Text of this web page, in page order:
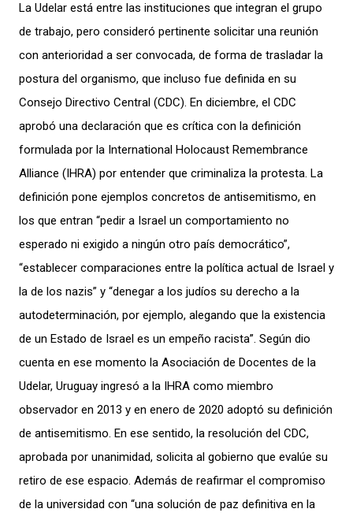
La Udelar está entre las instituciones que integran el grupo
de trabajo, pero consideró pertinente solicitar una reunión
con anterioridad a ser convocada, de forma de trasladar la
postura del organismo, que incluso fue definida en su
Consejo Directivo Central (CDC). En diciembre, el CDC
aprobó una declaración que es crítica con la definición
formulada por la International Holocaust Remembrance
Alliance (IHRA) por entender que criminaliza la protesta. La
definición pone ejemplos concretos de antisemitismo, en
los que entran “pedir a Israel un comportamiento no
esperado ni exigido a ningún otro país democrático”,
“establecer comparaciones entre la política actual de Israel y
la de los nazis” y “denegar a los judíos su derecho a la
autodeterminación, por ejemplo, alegando que la existencia
de un Estado de Israel es un empeño racista”. Según dio
cuenta en ese momento la Asociación de Docentes de la
Udelar, Uruguay ingresó a la IHRA como miembro
observador en 2013 y en enero de 2020 adoptó su definición
de antisemitismo. En ese sentido, la resolución del CDC,
aprobada por unanimidad, solicita al gobierno que evalúe su
retiro de ese espacio. Además de reafirmar el compromiso
de la universidad con “una solución de paz definitiva en la